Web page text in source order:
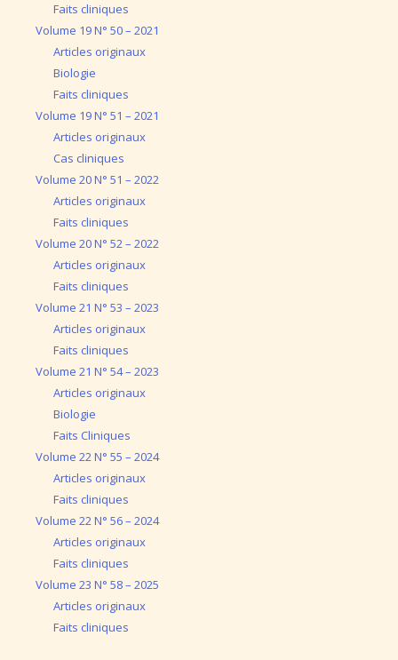
Faits cliniques
Volume 19 N° 50 – 2021
Articles originaux
Biologie
Faits cliniques
Volume 19 N° 51 – 2021
Articles originaux
Cas cliniques
Volume 20 N° 51 – 2022
Articles originaux
Faits cliniques
Volume 20 N° 52 – 2022
Articles originaux
Faits cliniques
Volume 21 N° 53 – 2023
Articles originaux
Faits cliniques
Volume 21 N° 54 – 2023
Articles originaux
Biologie
Faits Cliniques
Volume 22 N° 55 – 2024
Articles originaux
Faits cliniques
Volume 22 N° 56 – 2024
Articles originaux
Faits cliniques
Volume 23 N° 58 – 2025
Articles originaux
Faits cliniques